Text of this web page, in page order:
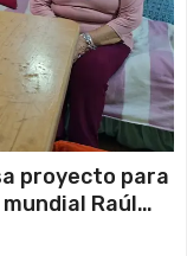
proyecto para
Raúl